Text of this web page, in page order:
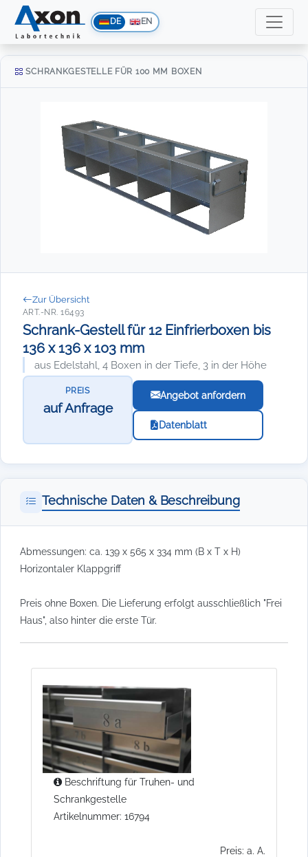
DE EN
SCHRANKGESTELLE FÜR 100 MM BOXEN
Zur Übersicht
ART.-NR. 16493
Schrank-Gestell für 12 Einfrierboxen bis
136 x 136 x 103 mm
aus Edelstahl, 4 Boxen in der Tiefe, 3 in der Höhe
PREIS
auf Anfrage
Angebot anfordern
Datenblatt
Technische Daten & Beschreibung
Abmessungen: ca. 139 x 565 x 334 mm (B x T x H)
Horizontaler Klappgriff
Preis ohne Boxen. Die Lieferung erfolgt ausschließlich "Frei
Haus", also hinter die erste Tür.
Beschriftung für Truhen- und
Schrankgestelle
Artikelnummer: 16794
Preis: a. A.